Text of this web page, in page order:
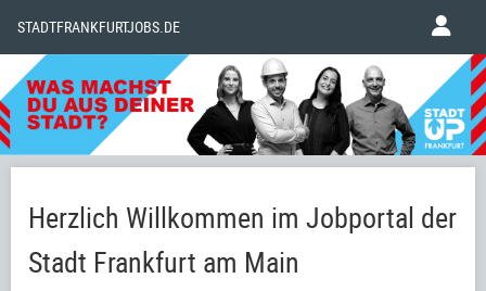
STADTFRANKFURTJOBS.DE
Herzlich Willkommen im Jobportal der
Stadt Frankfurt am Main